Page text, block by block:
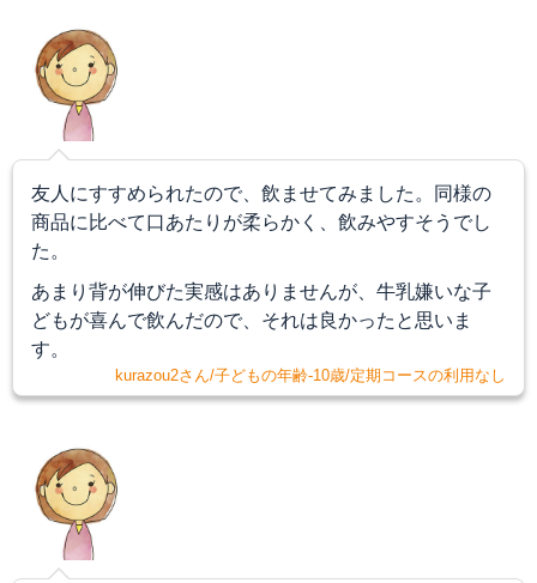
友人にすすめられたので、飲ませてみました。
同様の
商品に比べて口あたりが柔らかく、飲みやすそうでし
た。
あまり背が伸びた実感はありませんが、牛乳嫌いな子
どもが喜んで飲んだので、それは良かったと思いま
す。
kurazou2さん/子どもの年齢-10歳/定期コースの利用なし